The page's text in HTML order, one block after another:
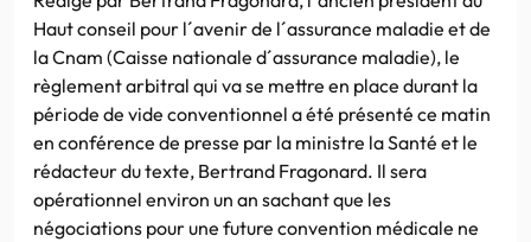
Haut conseil pour l´avenir de l´assurance maladie et de
la Cnam (Caisse nationale d´assurance maladie), le
règlement arbitral qui va se mettre en place durant la
période de vide conventionnel a été présenté ce matin
en conférence de presse par la ministre la Santé et le
rédacteur du texte, Bertrand Fragonard. Il sera
opérationnel environ un an sachant que les
négociations pour une future convention médicale ne